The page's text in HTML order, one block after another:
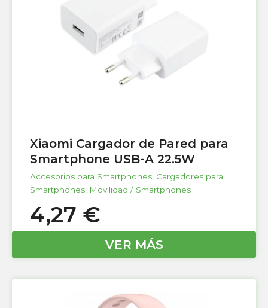
Xiaomi Cargador de Pared para
Smartphone USB-A 22.5W
Accesorios para Smartphones Cargadores para
Smartphones Movilidad / Smartphones
4,27 €
VER MÁS